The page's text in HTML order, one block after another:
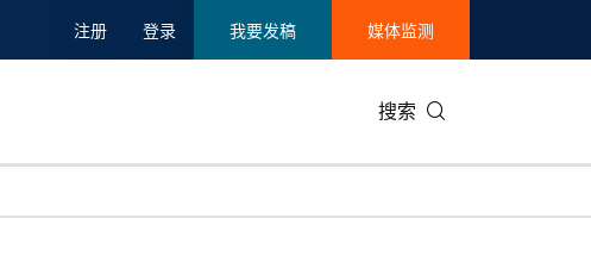
注册 登录 我要发稿 媒体监测
搜索